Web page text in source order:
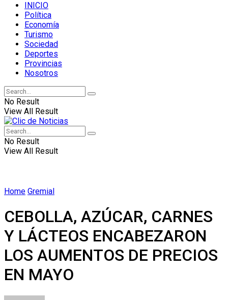
INICIO
Política
Economía
Turismo
Sociedad
Deportes
Provincias
Nosotros
No Result
View All Result
No Result
View All Result
Home Gremial
CEBOLLA, AZÚCAR, CARNES
Y LÁCTEOS ENCABEZARON
LOS AUMENTOS DE PRECIOS
EN MAYO